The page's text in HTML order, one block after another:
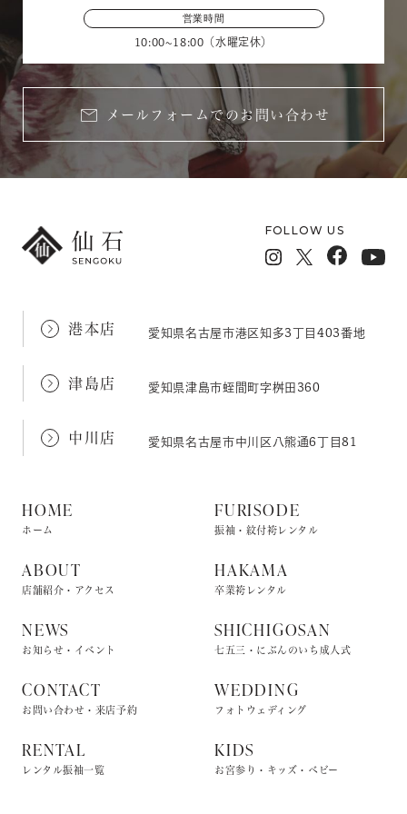
営業時間
10:00~18:00（水曜定休）
メールフォームでのお問い合わせ
FOLLOW US
港本店 愛知県名古屋市港区知多3丁目403番地
津島店 愛知県津島市蛭間町字桝田360
中川店 愛知県名古屋市中川区八熊通6丁目81
HOME
ホーム
ABOUT
店舗紹介・アクセス
NEWS
お知らせ・イベント
CONTACT
お問い合わせ・来店予約
RENTAL
レンタル振袖一覧
FURISODE
振袖・紋付袴レンタル
HAKAMA
卒業袴レンタル
SHICHIGOSAN
七五三・にぶんのいち成人式
WEDDING
フォトウェディング
KIDS
お宮参り・キッズ・ベビー